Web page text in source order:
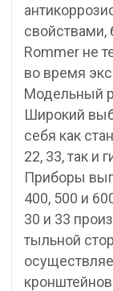
свойствами,
Rommer не
во время
Модельный
Широкий
себя как
22, 33, так и
Приборы
400, 500 и
30 и 33
тыльной